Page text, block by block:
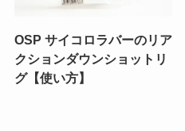
OSP サイコロラバーのリア
クションダウンショットリ
グ【使い方】